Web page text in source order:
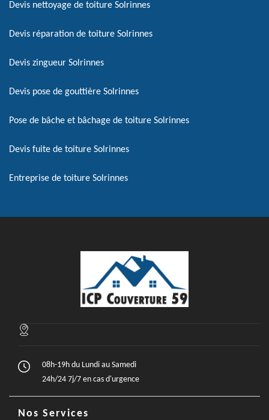
Devis nettoyage de toiture Solrinnes
Devis réparation de toiture Solrinnes
Devis zingueur Solrinnes
Devis pose de gouttière Solrinnes
Pose de bâche et bâchage de toiture Solrinnes
Devis fuite de toiture Solrinnes
Entreprise de toiture Solrinnes
08h-19h du Lundi au Samedi
24h/24 7j/7 en cas d'urgence
Nos Services